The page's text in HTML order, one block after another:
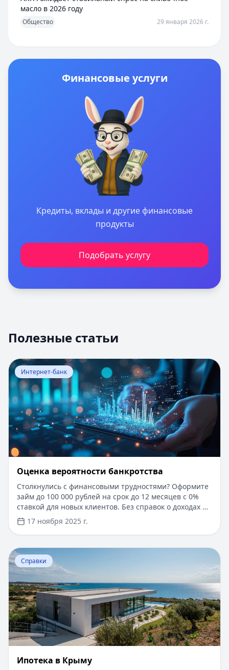
масло в 2026 году
Общество 29 января 2026 г.
Финансовые услуги
Кредиты, вклады и другие финансовые
продукты
Подобрать услугу
Полезные статьи
Перейти к статье:Оценка вероятности банкротства
Интернет-банк
Оценка вероятности банкротства
Столкнулись с финансовыми трудностями? Оформите
займ до 100 000 рублей на срок до 12 месяцев с 0%
ставкой для новых клиентов. Без справок о доходах и
документов — решение за 5 минут. Получите деньги
быстро и прозрачно через проверенные сервисы.
17 ноября 2025 г.
Перейти к статье:
Справки
Ипотека в Крыму